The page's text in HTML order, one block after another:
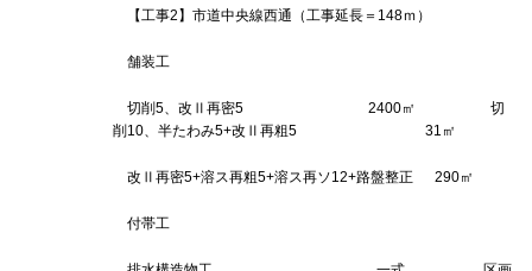
【工事2】市道中央線西通（工事延長＝148ｍ）
舗装工
切削5、改Ⅱ再密5 2400㎡ 切
削10、半たわみ5+改Ⅱ再粗5 31㎡
改Ⅱ再密5+溶ス再粗5+溶ス再ソ12+路盤整正 290㎡
付帯工